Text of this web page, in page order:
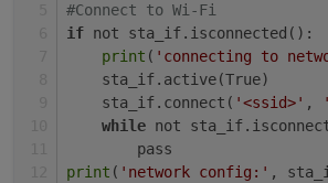
client =
# Attach call back
    client.connect()
    client.publish(
"test",
    client.subscribe(CONFIG[
print("ESP8266 is
#Connect to Wi-Fi
if not sta_if.isconnected():
print ( 'connecting to
    sta_if.active(True)
    sta_if.connect(
'<ssid>' ,
while not
        pass
print ( 'network config:' ,